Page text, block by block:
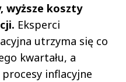
wyższe koszty
Eksperci
utrzyma się co
kwartału, a
inflacyjne